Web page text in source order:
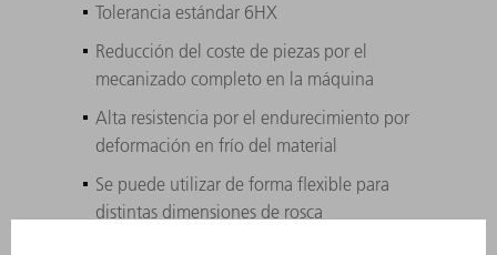
Tolerancia estándar 6HX
Reducción del coste de piezas por el
mecanizado completo en la máquina
Alta resistencia por el endurecimiento por
deformación en frío del material
Se puede utilizar de forma flexible para
distintas dimensiones de rosca